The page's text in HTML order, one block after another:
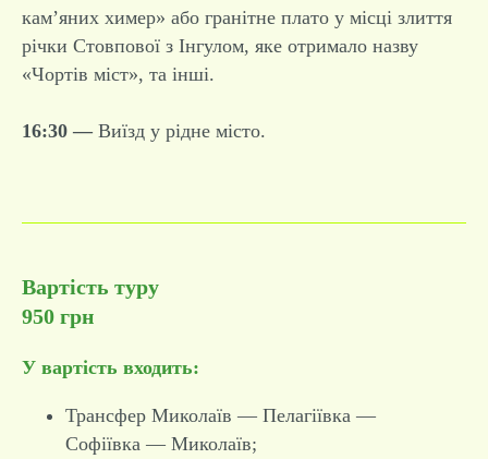
кам’яних химер» або гранітне плато у місці злиття
річки Стовпової з Інгулом, яке отримало назву
«Чортів міст», та інші.
16:30 — Виїзд у рідне місто.
Вартість туру
950 грн
У вартість входить:
Трансфер Миколаїв — Пелагіївка —
Софіївка — Миколаїв;